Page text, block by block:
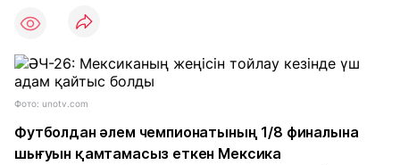
Фото: unotv.com
Футболдан әлем чемпионатының 1/8 финалына
шығуын қамтамасыз еткен Мексика